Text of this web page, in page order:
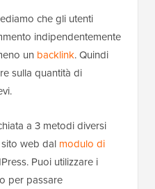
che gli utenti
indipendentemente
un backlink. Quindi
sulla quantità di
a 3 metodi diversi
web dal modulo di
Puoi utilizzare i
per passare